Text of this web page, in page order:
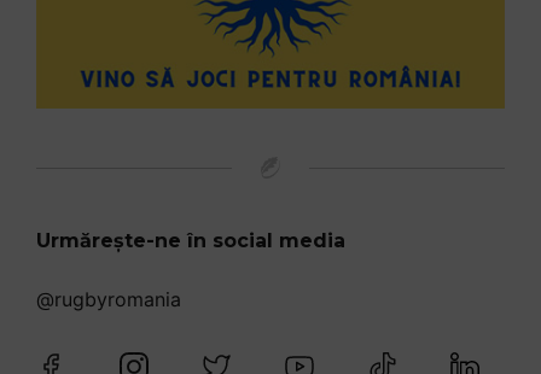
Urmărește-ne în social media
@rugbyromania